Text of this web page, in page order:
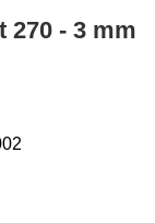
270 - 3 mm